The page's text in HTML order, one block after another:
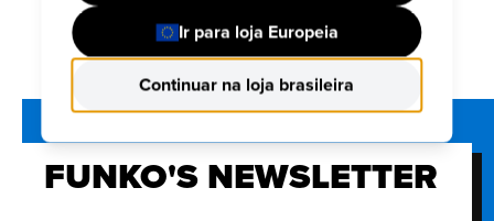
FUNKO'S NEWSLETTER
Ir para loja Europeia
Continuar na loja brasileira